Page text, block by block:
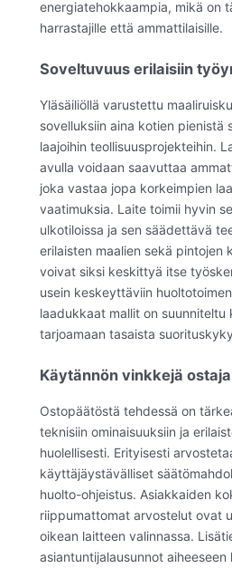
energiatehokkaampia, mikä on
harrastajille että ammattilaisille.
Soveltuvuus erilaisiin
Yläsäiliöllä varustettu
sovelluksiin aina kotien pienistä
laajoihin teollisuusprojekteihin.
avulla voidaan saavuttaa
joka vastaa jopa korkeimpien
vaatimuksia. Laite toimii hyvin
ulkotiloissa ja sen säädettävä
erilaisten maalien sekä pintojen
voivat siksi keskittyä itse
usein keskeyttäviin
laadukkaat mallit on suunniteltu
tarjoamaan tasaista
Käytännön vinkkejä
Ostopäätöstä tehdessä on
teknisiin ominaisuuksiin ja
huolellisesti. Erityisesti
käyttäjäystävälliset
huolto-ohjeistus. Asiakkaiden
riippumattomat arvostelut ovat
oikean laitteen valinnassa.
asiantuntijalausunnot